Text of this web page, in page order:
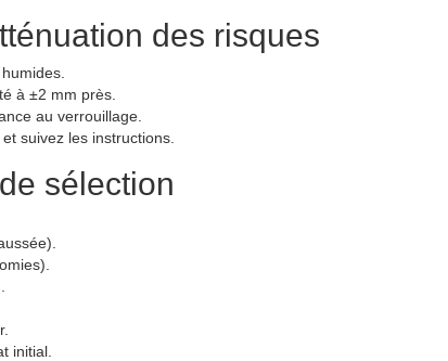
des risques
à ±2 mm près.
au verrouillage.
suivez les instructions.
sélection
initial.